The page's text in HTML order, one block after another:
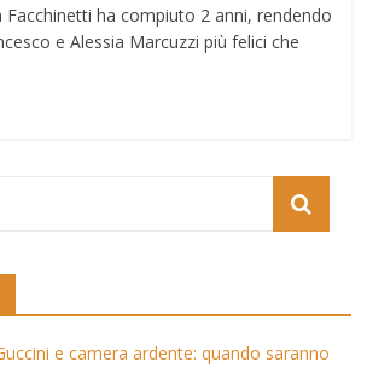
ha compiuto 2 anni, rendendo
e Alessia Marcuzzi più felici che
e camera ardente: quando saranno